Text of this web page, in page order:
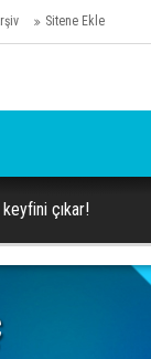
Sitene Ekle
çıkar!